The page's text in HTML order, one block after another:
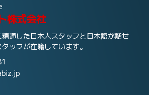
株式会社
通した日本人スタッフと日本語が話せ
ッフが在籍しています。